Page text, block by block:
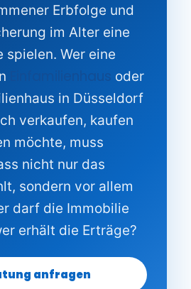
Erbfolge und
im Alter eine
spielen. Wer eine
Einfamilienhaus oder
in Düsseldorf
verkaufen, kaufen
möchte, muss
nicht nur das
sondern vor allem
darf die Immobilie
erhält die Erträge?
anfragen